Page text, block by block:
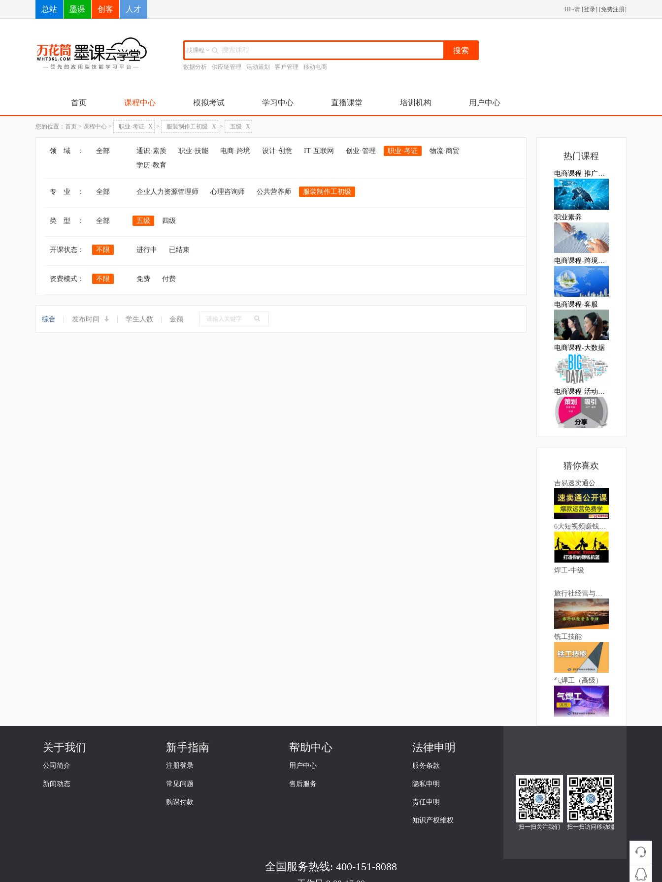
总站 墨课 创客 人才 HI~请 [登录] [免费注册]
找课程 搜索
数据分析 供应链管理 活动策划 客户管理 移动电商
首页 课程中心 模拟考试 学习中心 直播课堂 培训机构 用户中心
您的位置： 首页 > 课程中心 > 职业·考证 X > 服装制作工初级 X > 五级 X
领 域 ： 全部 通识·素质 职业·技能 电商·跨境 设计·创意 IT·互联网 创业·管理 职业·考证
物流·商贸
学历·教育
专 业 ： 全部 企业人力资源管理师 心理咨询师 公共营养师 服装制作工初级
类 型 ： 全部 五级 四级
开课状态： 不限 进行中 已结束
资费模式： 不限 免费 付费
综合 发布时间 学生人数 金额
热门课程
电商课程-推广岗位
职业素养
电商课程-跨境电商
电商课程-客服
电商课程-大数据
电商课程-活动策划岗位
猜你喜欢
吉易速卖通公开课录播
6大短视频赚钱套路
焊工-中级
旅行社经营与管理
铣工技能
气焊工（高级）
关于我们
公司简介
新闻动态
新手指南
注册登录
常见问题
购课付款
帮助中心
用户中心
售后服务
法律申明
服务条款
隐私申明
责任申明
知识产权维权
扫一扫关注我们 扫一扫访问移动端
全国服务热线: 400-151-8088